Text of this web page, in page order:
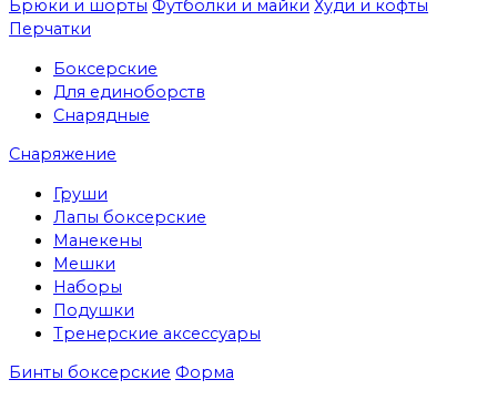
Брюки и шорты Футболки и майки Худи и кофты
Перчатки
Боксерские
Для единоборств
Снарядные
Снаряжение
Груши
Лапы боксерские
Манекены
Мешки
Наборы
Подушки
Тренерские аксессуары
Бинты боксерские Форма